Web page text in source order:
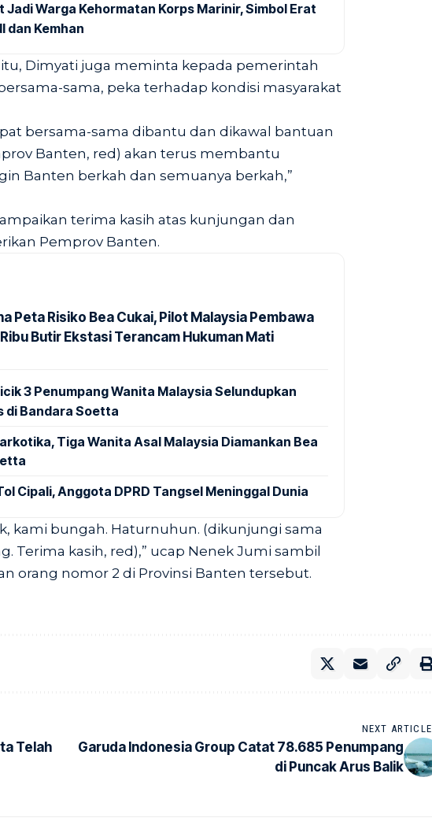
Jadi Warga Kehormatan Korps Marinir, Simbol Erat
dan Kemhan
Dimyati juga meminta kepada pemerintah
sama, peka terhadap kondisi masyarakat
bersama-sama dibantu dan dikawal bantuan
Banten, red) akan terus membantu
Banten berkah dan semuanya berkah,”
terima kasih atas kunjungan dan
Pemprov Banten.
Peta Risiko Bea Cukai, Pilot Malaysia Pembawa
Butir Ekstasi Terancam Hukuman Mati
3 Penumpang Wanita Malaysia Selundupkan
di Bandara Soetta
Tiga Wanita Asal Malaysia Diamankan Bea
Cipali, Anggota DPRD Tangsel Meninggal Dunia
kami bungah. Haturnuhun. (dikunjungi sama
Terima kasih, red),” ucap Nenek Jumi sambil
orang nomor 2 di Provinsi Banten tersebut.
Telah
NEXT ARTICLE
Garuda Indonesia Group Catat 78.685 Penumpang
di Puncak Arus Balik